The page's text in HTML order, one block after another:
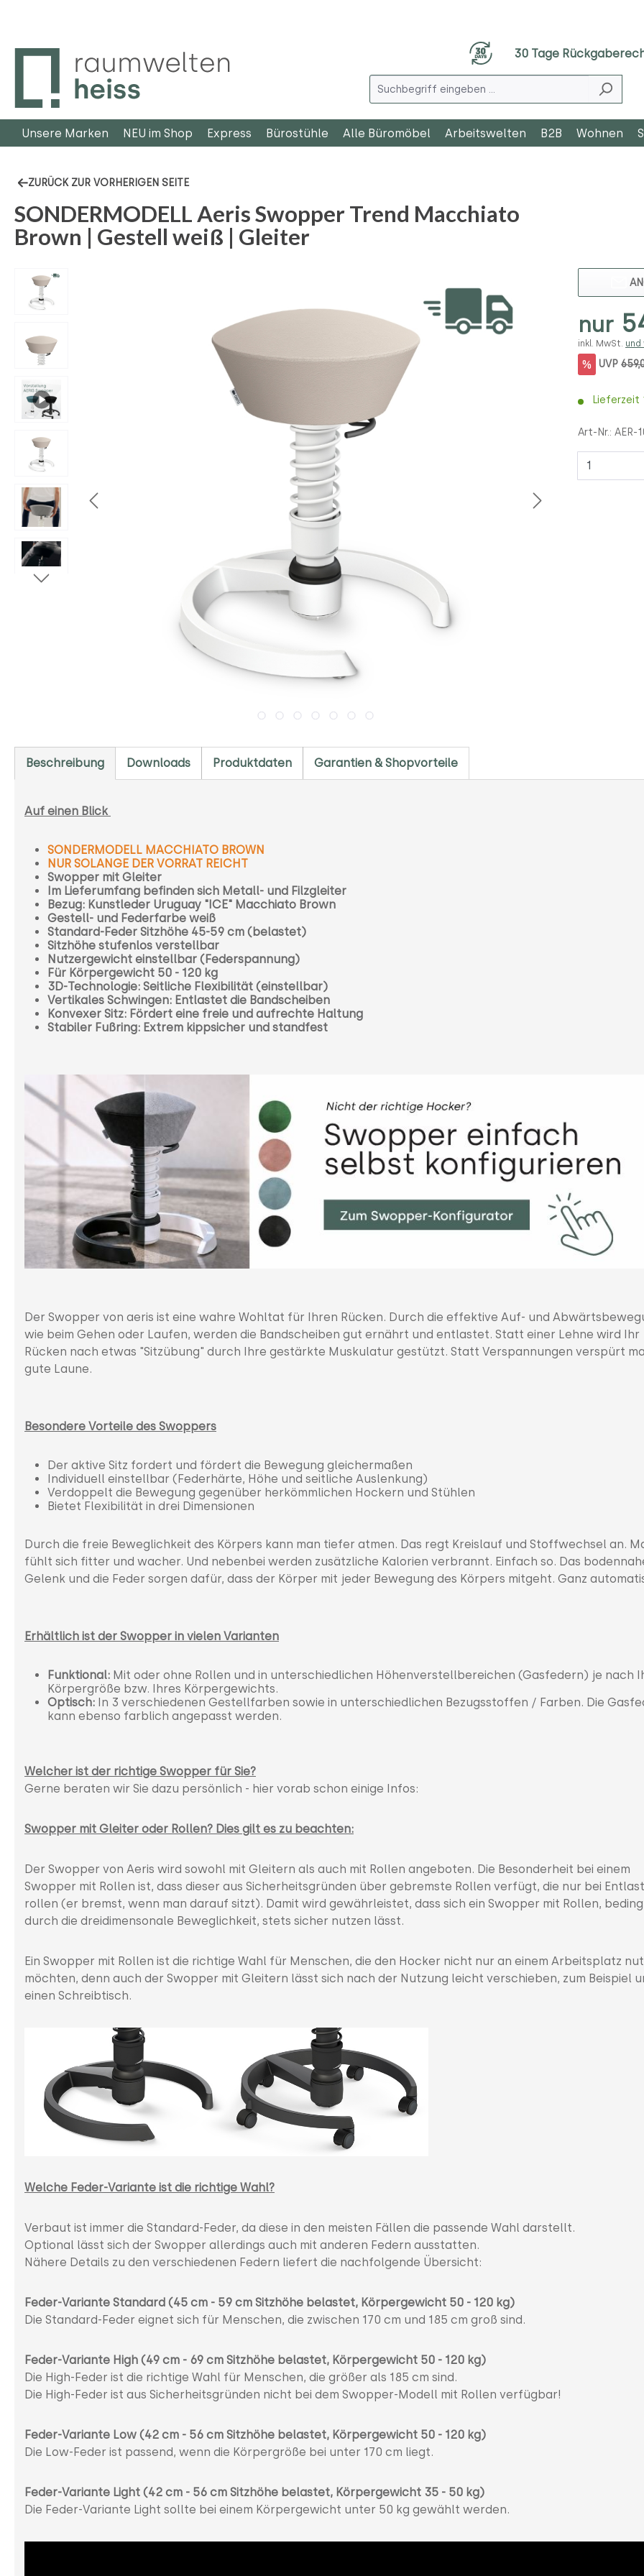
30 Tage
Unsere Marken NEU im Shop Express Bürostühle Alle Büromöbel Arbeitswelten B2B Wohnen
ZURÜCK ZUR VORHERIGEN SEITE
SONDERMODELL Aeris Swopper Trend Macchiato
Brown | Gestell weiß | Gleiter
Bildergalerie überspringen
nur
inkl. MwSt.
% UVP
Lieferzeit
Art-Nr.: AER-
Anzahl
Beschreibung Downloads Produktdaten Garantien & Shopvorteile
Auf einen Blick
SONDERMODELL MACCHIATO BROWN
NUR SOLANGE DER VORRAT REICHT
Swopper mit Gleiter
Im Lieferumfang befinden sich Metall- und Filzgleiter
Bezug: Kunstleder Uruguay "ICE" Macchiato Brown
Gestell- und Federfarbe weiß
Standard-Feder Sitzhöhe 45-59 cm (belastet)
Sitzhöhe stufenlos verstellbar
Nutzergewicht einstellbar (Federspannung)
Für Körpergewicht 50 - 120 kg
3D-Technologie: Seitliche Flexibilität (einstellbar)
Vertikales Schwingen: Entlastet die Bandscheiben
Konvexer Sitz: Fördert eine freie und aufrechte Haltung
Stabiler Fußring: Extrem kippsicher und standfest
Der Swopper von aeris ist eine wahre Wohltat für Ihren Rücken. Durch die effektive Auf- und
wie beim Gehen oder Laufen, werden die Bandscheiben gut ernährt und entlastet. Statt einer Lehne wird Ihr
Rücken nach etwas "Sitzübung" durch Ihre gestärkte Muskulatur gestützt. Statt Verspannungen verspürt
gute Laune.
Besondere Vorteile des Swoppers
Der aktive Sitz fordert und fördert die Bewegung gleichermaßen
Individuell einstellbar (Federhärte, Höhe und seitliche Auslenkung)
Verdoppelt die Bewegung gegenüber herkömmlichen Hockern und Stühlen
Bietet Flexibilität in drei Dimensionen
Durch die freie Beweglichkeit des Körpers kann man tiefer atmen. Das regt Kreislauf und Stoffwechsel an.
fühlt sich fitter und wacher. Und nebenbei werden zusätzliche Kalorien verbrannt. Einfach so. Das
Gelenk und die Feder sorgen dafür, dass der Körper mit jeder Bewegung des Körpers mitgeht. Ganz
Erhältlich ist der Swopper in vielen Varianten
Funktional: Mit oder ohne Rollen und in unterschiedlichen Höhenverstellbereichen (Gasfedern) je nach
Körpergröße bzw. Ihres Körpergewichts.
Optisch: In 3 verschiedenen Gestellfarben sowie in unterschiedlichen Bezugsstoffen / Farben. Die
kann ebenso farblich angepasst werden.
Welcher ist der richtige Swopper für Sie?
Gerne beraten wir Sie dazu persönlich - hier vorab schon einige Infos:
Swopper mit Gleiter oder Rollen? Dies gilt es zu beachten:
Der Swopper von Aeris wird sowohl mit Gleitern als auch mit Rollen angeboten. Die Besonderheit bei einem
Swopper mit Rollen ist, dass dieser aus Sicherheitsgründen über gebremste Rollen verfügt, die nur bei
rollen (er bremst, wenn man darauf sitzt). Damit wird gewährleistet, dass sich ein Swopper mit Rollen,
durch die dreidimensonale Beweglichkeit, stets sicher nutzen lässt.
Ein Swopper mit Rollen ist die richtige Wahl für Menschen, die den Hocker nicht nur an einem Arbeitsplatz
möchten, denn auch der Swopper mit Gleitern lässt sich nach der Nutzung leicht verschieben, zum Beispiel
einen Schreibtisch.
Welche Feder-Variante ist die richtige Wahl?
Verbaut ist immer die Standard-Feder, da diese in den meisten Fällen die passende Wahl darstellt.
Optional lässt sich der Swopper allerdings auch mit anderen Federn ausstatten.
Nähere Details zu den verschiedenen Federn liefert die nachfolgende Übersicht:
Feder-Variante Standard (45 cm - 59 cm Sitzhöhe belastet, Körpergewicht 50 - 120 kg)
Die Standard-Feder eignet sich für Menschen, die zwischen 170 cm und 185 cm groß sind.
Feder-Variante High (49 cm - 69 cm Sitzhöhe belastet, Körpergewicht 50 - 120 kg)
Die High-Feder ist die richtige Wahl für Menschen, die größer als 185 cm sind.
Die High-Feder ist aus Sicherheitsgründen nicht bei dem Swopper-Modell mit Rollen verfügbar!
Feder-Variante Low (42 cm - 56 cm Sitzhöhe belastet, Körpergewicht 50 - 120 kg)
Die Low-Feder ist passend, wenn die Körpergröße bei unter 170 cm liegt.
Feder-Variante Light (42 cm - 56 cm Sitzhöhe belastet, Körpergewicht 35 - 50 kg)
Die Feder-Variante Light sollte bei einem Körpergewicht unter 50 kg gewählt werden.